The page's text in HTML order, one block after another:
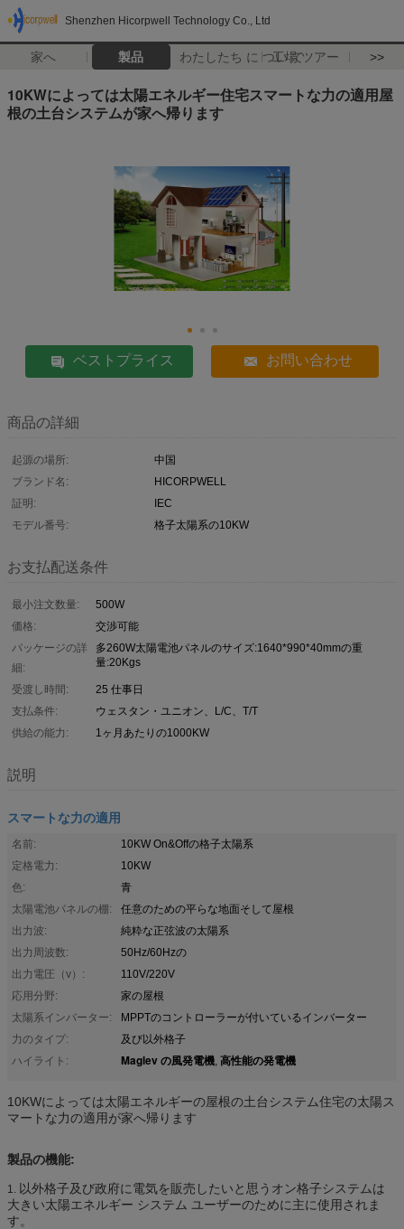
Shenzhen Hicorpwell Technology Co., Ltd
家へ 製品 わたしたち に つい て工場 ツアー >>
10KWによっては太陽エネルギー住宅スマートな力の適用屋
根の土台システムが家へ帰ります
ベストプライス お問い合わせ
商品の詳細
起源の場所:
中国
ブランド名:
HICORPWELL
証明:
IEC
モデル番号:
格子太陽系の10KW
お支払配送条件
最小注文数量:
500W
価格:
交渉可能
パッケージの詳
細:
多260W太陽電池パネルのサイズ:1640*990*40mmの重
量:20Kgs
受渡し時間:
25 仕事日
支払条件:
ウェスタン・ユニオン、L/C、T/T
供給の能力:
1ヶ月あたりの1000KW
説明
スマートな力の適用
名前:
10KW On&Offの格子太陽系
定格電力:
10KW
色:
青
太陽電池パネルの棚:
任意のための平らな地面そして屋根
出力波:
純粋な正弦波の太陽系
出力周波数:
50Hz/60Hzの
出力電圧（v）:
110V/220V
応用分野:
家の屋根
太陽系インバーター:
MPPTのコントローラーが付いているインバーター
力のタイプ:
及び以外格子
ハイライト:
Maglev の風発電機, 高性能の発電機
10KWによっては太陽エネルギーの屋根の土台システム住宅の太陽ス
マートな力の適用が家へ帰ります
製品の機能:
1. 以外格子及び政府に電気を販売したいと思うオン格子システムは
大きい太陽エネルギー システム ユーザーのために主に使用されま
す。